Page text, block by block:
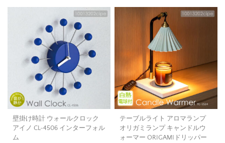
壁掛け時計 ウォールクロック
アイノ CL-4506 インターフォル
ム
テーブルライト アロマランプ
オリガミランプ キャンドルウ
ォーマー ORIGAMIドリッパー